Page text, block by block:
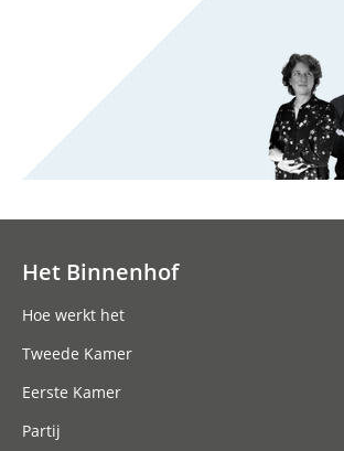
Het Binnenhof
Hoe werkt het
Tweede Kamer
Eerste Kamer
Partij